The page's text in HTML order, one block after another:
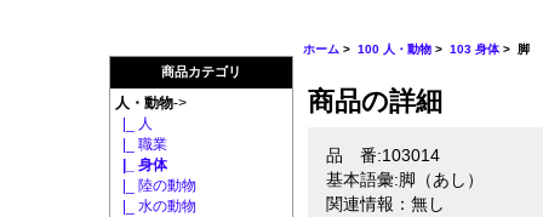
商品カテゴリ
人・動物->
|_ 人
|_ 職業
|_ 身体
|_ 陸の動物
|_ 水の動物
ホーム >100 人・動物 >103 身体 > 脚
商品の詳細
品 番:103014
基本語彙:脚（あし）
関連情報：無し